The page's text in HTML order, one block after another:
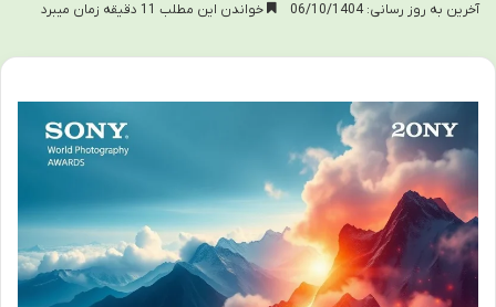
آخرین به روز رسانی: 06/10/1404 خواندن این مطلب 11 دقیقه زمان میبرد